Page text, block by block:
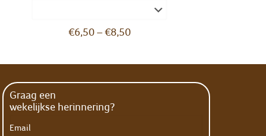
€6,50– €8,50
Graag een
wekelijkse herinnering?